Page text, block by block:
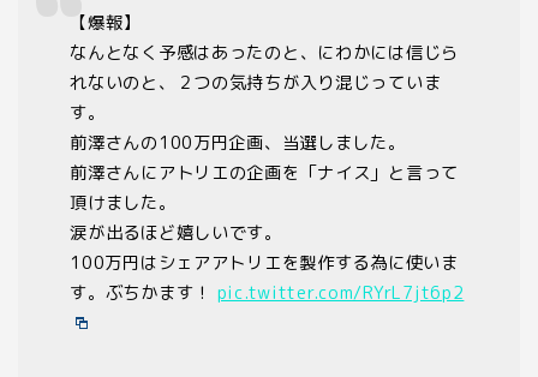
【爆報】
なんとなく予感はあったのと、にわかには信じら
れないのと、２つの気持ちが入り混じっていま
す。
前澤さんの100万円企画、当選しました。
前澤さんにアトリエの企画を「ナイス」と言って
頂けました。
涙が出るほど嬉しいです。
100万円はシェアアトリエを製作する為に使いま
す。ぶちかます！ pic.twitter.com/RYrL7jt6p2